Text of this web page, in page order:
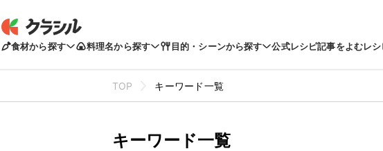
食材から探す 料理名から探す 目的・シーンから探す 公式レシピ記事をよむレシ
TOP キーワード一覧
キーワード一覧